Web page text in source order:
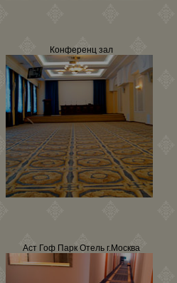
Конференц зал
Аст Гоф Парк Отель г.Москва